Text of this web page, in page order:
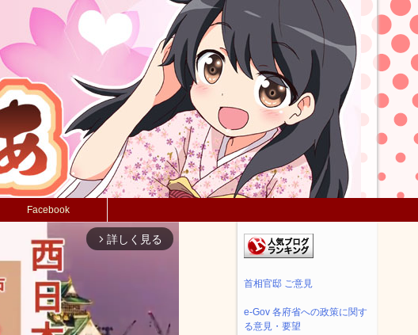
Facebook
arrow_forward_ios 詳しく見る
首相官邸 ご意見
e-Gov 各府省への政策に関す
る意見・要望